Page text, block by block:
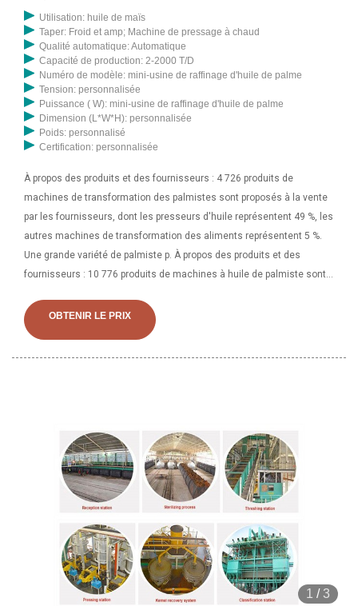
Utilisation: huile de maïs
Taper: Froid et amp; Machine de pressage à chaud
Qualité automatique: Automatique
Capacité de production: 2-2000 T/D
Numéro de modèle: mini-usine de raffinage d'huile de palme
Tension: personnalisée
Puissance ( W): mini-usine de raffinage d'huile de palme
Dimension (L*W*H): personnalisée
Poids: personnalisé
Certification: personnalisée
À propos des produits et des fournisseurs : 4 726 produits de
machines de transformation des palmistes sont proposés à la vente
par les fournisseurs, dont les presseurs d'huile représentent 49 %, les
autres machines de transformation des aliments représentent 5 %.
Une grande variété de palmiste p. À propos des produits et des
fournisseurs : 10 776 produits de machines à huile de palmiste sont
huile, 1 % des équipements de filtre-presse et 1 % des chaudières.
Une grande variété de
OBTENIR LE PRIX
1 /3